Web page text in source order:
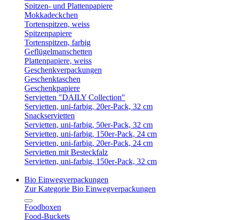
Spitzen- und Plattenpapiere
Mokkadeckchen
Tortenspitzen, weiss
Spitzenpapiere
Tortenspitzen, farbig
Geflügelmanschetten
Plattenpapiere, weiss
Geschenkverpackungen
Geschenktaschen
Geschenkpapiere
Servietten "DAILY Collection"
Servietten, uni-farbig, 20er-Pack, 32 cm
Snackservietten
Servietten, uni-farbig, 50er-Pack, 32 cm
Servietten, uni-farbig, 150er-Pack, 24 cm
Servietten, uni-farbig, 20er-Pack, 24 cm
Servietten mit Besteckfalz
Servietten, uni-farbig, 150er-Pack, 32 cm
Bio Einwegverpackungen
Zur Kategorie Bio Einwegverpackungen
Foodboxen
Food-Buckets